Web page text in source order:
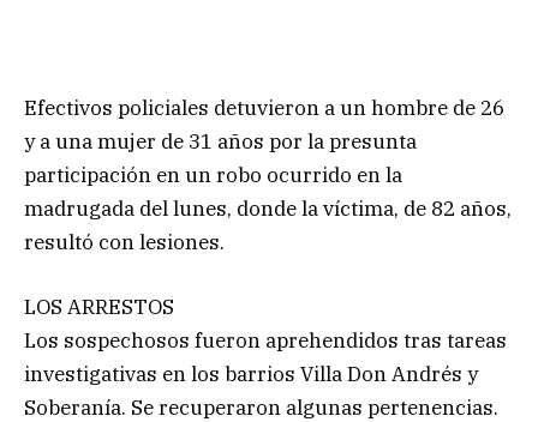
Efectivos policiales detuvieron a un hombre de 26
y a una mujer de 31 años por la presunta
participación en un robo ocurrido en la
madrugada del lunes, donde la víctima, de 82 años,
resultó con lesiones.
LOS ARRESTOS
Los sospechosos fueron aprehendidos tras tareas
investigativas en los barrios Villa Don Andrés y
Soberanía. Se recuperaron algunas pertenencias.